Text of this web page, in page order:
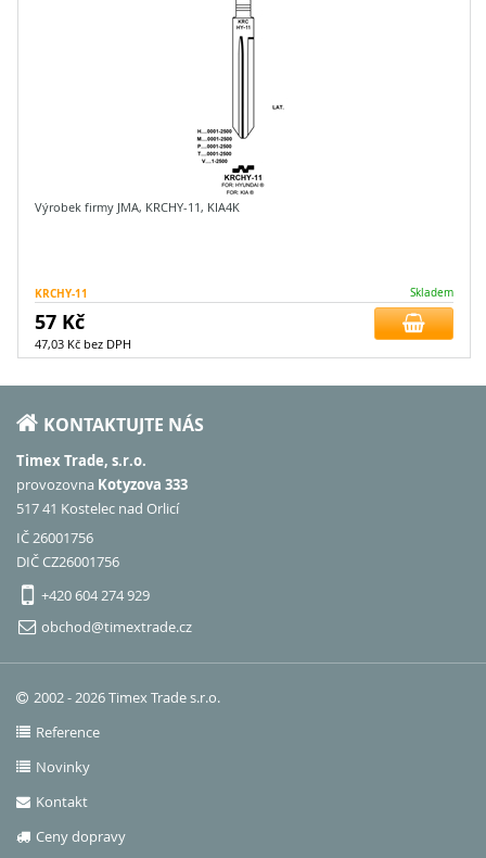
Výrobek firmy JMA, KRCHY-11, KIA4K
KRCHY-11 Skladem
57 Kč
47,03 Kč bez DPH
KONTAKTUJTE NÁS
Timex Trade, s.r.o.
provozovna Kotyzova 333
517 41 Kostelec nad Orlicí
IČ 26001756
DIČ CZ26001756
+420 604 274 929
obchod@timextrade.cz
2002 - 2026 Timex Trade s.r.o.
Reference
Novinky
Kontakt
Ceny dopravy